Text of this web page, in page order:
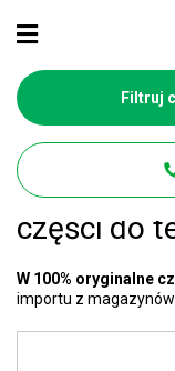
Filtruj
Strona główna
Suzuki
części do
W 100% oryginalne
importu z